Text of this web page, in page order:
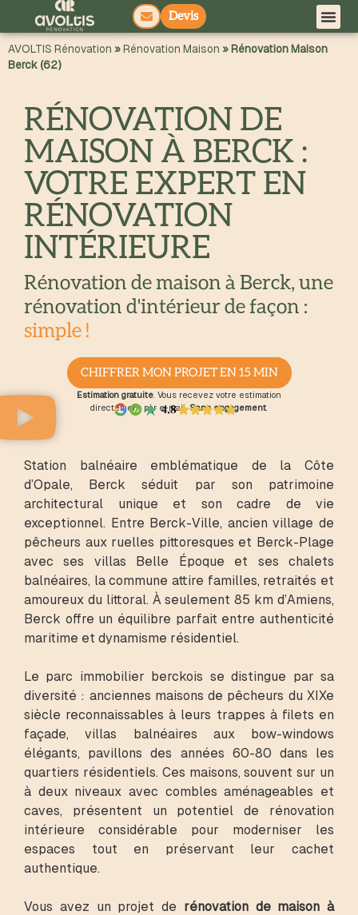
principal
Devis
AVOLTIS Rénovation »Rénovation Maison » Rénovation Maison
Berck (62)
RÉNOVATION DE
MAISON À BERCK :
VOTRE EXPERT EN
RÉNOVATION
INTÉRIEURE
Rénovation de maison à Berck, une
rénovation d'intérieur de façon :
simple !
CHIFFRER MON PROJET EN 15 MIN
Estimation gratuite . Vous recevez votre estimation
directement par e-mail.Sans engagement
Station balnéaire emblématique de la Côte
d’Opale, Berck séduit par son patrimoine
architectural unique et son cadre de vie
exceptionnel. Entre Berck-Ville, ancien village de
pêcheurs aux ruelles pittoresques et Berck-Plage
avec ses villas Belle Époque et ses chalets
balnéaires, la commune attire familles, retraités et
amoureux du littoral. À seulement 85 km d’Amiens,
Berck offre un équilibre parfait entre authenticité
maritime et dynamisme résidentiel.
Le parc immobilier berckois se distingue par sa
diversité : anciennes maisons de pêcheurs du XIXe
siècle reconnaissables à leurs trappes à filets en
façade, villas balnéaires aux bow-windows
élégants, pavillons des années 60-80 dans les
quartiers résidentiels. Ces maisons, souvent sur un
à deux niveaux avec combles aménageables et
caves, présentent un potentiel de rénovation
intérieure considérable pour moderniser les
espaces tout en préservant leur cachet
authentique.
Vous avez un projet de rénovation de maison à